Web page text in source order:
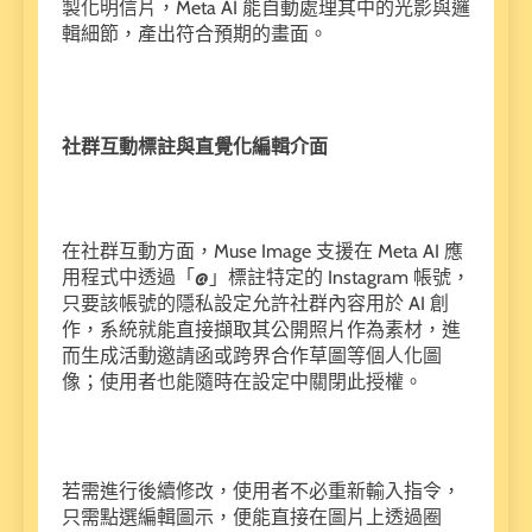
製化明信片，Meta AI 能自動處理其中的光影與邏
輯細節，產出符合預期的畫面。
社群互動標註與直覺化編輯介面
在社群互動方面，Muse Image 支援在 Meta AI 應
用程式中透過「@」標註特定的 Instagram 帳號，
只要該帳號的隱私設定允許社群內容用於 AI 創
作，系統就能直接擷取其公開照片作為素材，進
而生成活動邀請函或跨界合作草圖等個人化圖
像；使用者也能隨時在設定中關閉此授權。
若需進行後續修改，使用者不必重新輸入指令，
只需點選編輯圖示，便能直接在圖片上透過圈